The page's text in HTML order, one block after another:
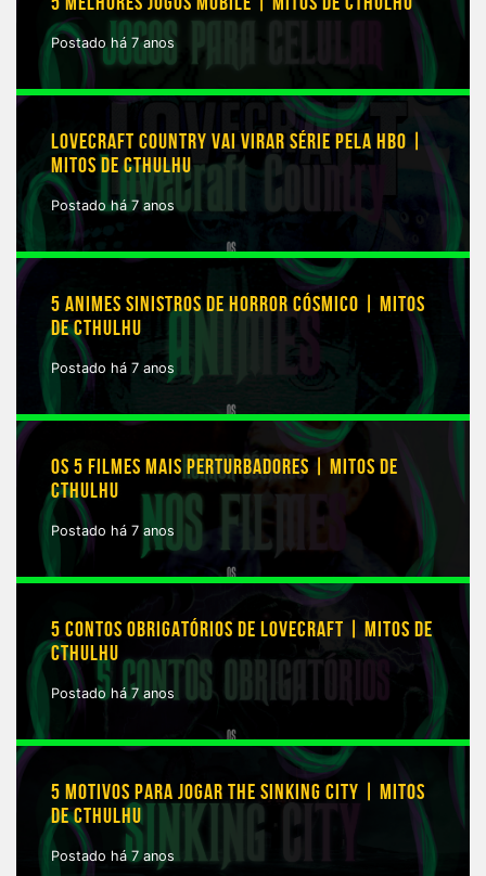
Postado há 7 anos
LOVECRAFT COUNTRY VAI VIRAR SÉRIE PELA HBO |
MITOS DE CTHULHU
Postado há 7 anos
5 ANIMES SINISTROS DE HORROR CÓSMICO | MITOS
DE CTHULHU
Postado há 7 anos
OS 5 FILMES MAIS PERTURBADORES | MITOS DE
CTHULHU
Postado há 7 anos
5 CONTOS OBRIGATÓRIOS DE LOVECRAFT | MITOS DE
CTHULHU
Postado há 7 anos
5 MOTIVOS PARA JOGAR THE SINKING CITY | MITOS
DE CTHULHU
Postado há 7 anos